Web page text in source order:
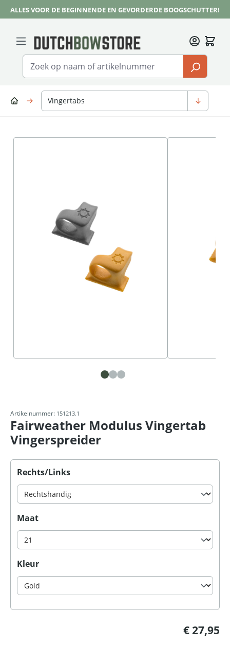
Ga naar de hoofdinhoud
ALLES VOOR DE BEGINNENDE EN GEVORDERDE BOOGSCHUTTER!
Vingertabs
Afbeeldingengalerij overslaan
Artikelnummer: 151213.1
Fairweather Modulus Vingertab
Vingerspreider
Selecteer
Rechts/Links
Selecteer
Maat
Selecteer
Kleur
€ 27,95